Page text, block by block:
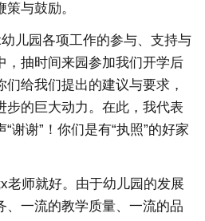
与鼓励。
儿园各项工作的参与、支持与
抽时间来园参加我们开学后
给我们提出的建议与要求，
步的巨大动力。在此，我代表
谢谢”！你们是有“执照”的好家
老师就好。由于幼儿园的发展
、一流的教学质量、一流的品